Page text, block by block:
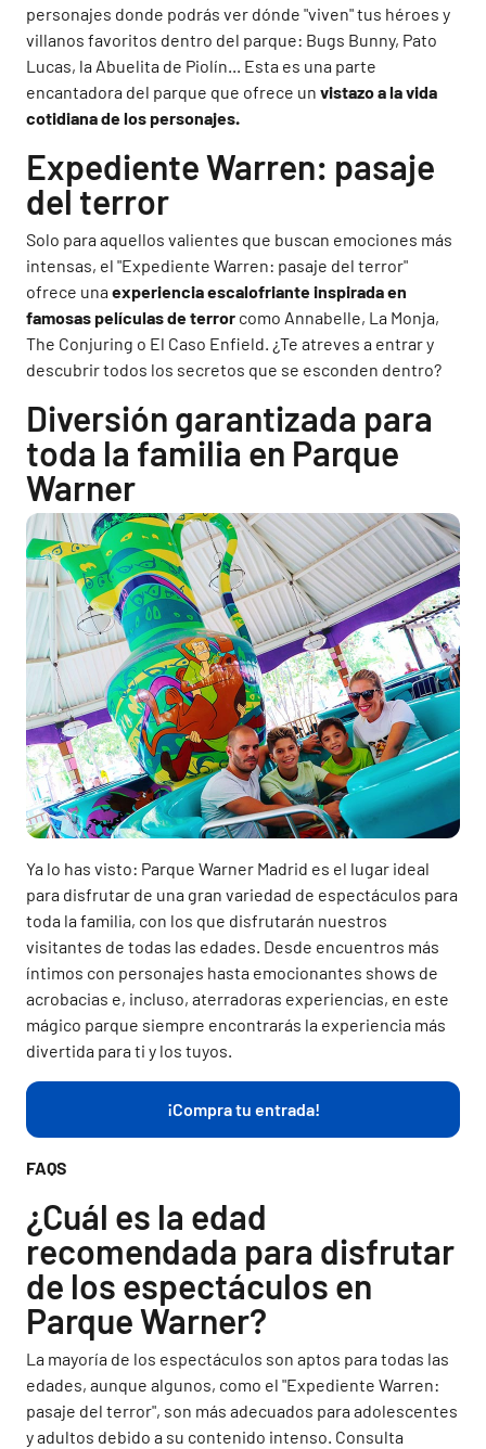
personajes donde podrás ver dónde "viven" tus héroes y
villanos favoritos dentro del parque: Bugs Bunny, Pato
Lucas, la Abuelita de Piolín... Esta es una parte
encantadora del parque que ofrece un vistazo a la vida
cotidiana de los personajes.
Expediente Warren: pasaje
del terror
Solo para aquellos valientes que buscan emociones más
intensas, el "Expediente Warren: pasaje del terror"
ofrece unaexperiencia escalofriante inspirada en
famosas películas de terror como Annabelle, La Monja,
The Conjuring o El Caso Enfield. ¿Te atreves a entrar y
descubrir todos los secretos que se esconden dentro?
Diversión garantizada para
toda la familia en Parque
Warner
Ya lo has visto: Parque Warner Madrid es el lugar ideal
para disfrutar de una gran variedad de espectáculos para
toda la familia, con los que disfrutarán nuestros
visitantes de todas las edades. Desde encuentros más
íntimos con personajes hasta emocionantes shows de
acrobacias e, incluso, aterradoras experiencias, en este
mágico parque siempre encontrarás la experiencia más
divertida para ti y los tuyos.
¡Compra tu entrada!
FAQS
¿Cuál es la edad
recomendada para disfrutar
de los espectáculos en
Parque Warner?
La mayoría de los espectáculos son aptos para todas las
edades, aunque algunos, como el "Expediente Warren:
pasaje del terror", son más adecuados para adolescentes
y adultos debido a su contenido intenso. Consulta